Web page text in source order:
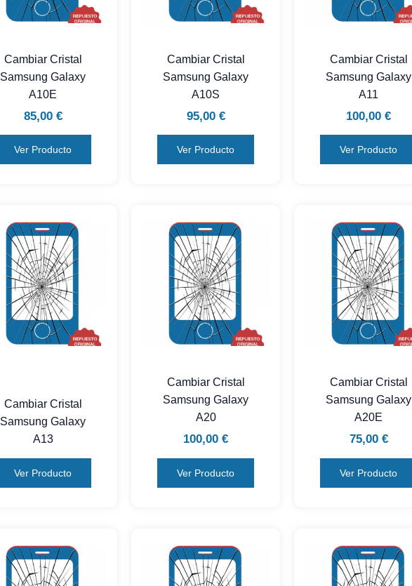
Cambiar Cristal
Samsung Galaxy
A10E
85,00 €
Ver Producto
Cambiar Cristal
Samsung Galaxy
A10S
95,00 €
Ver Producto
Cambiar Cristal
Samsung Galaxy
A11
100,00 €
Ver Producto
Cambiar Cristal
Samsung Galaxy
A13
Ver Producto
Cambiar Cristal
Samsung Galaxy
A20
100,00 €
Ver Producto
Cambiar Cristal
Samsung Galaxy
A20E
75,00 €
Ver Producto